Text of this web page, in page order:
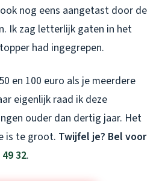
nog eens aangetast door de
Ik zag letterlijk gaten in het
had ingegrepen.
en 100 euro als je meerdere
eigenlijk raad ik deze
ouder dan dertig jaar. Het
is te groot. Twijfel je? Bel voor
32.